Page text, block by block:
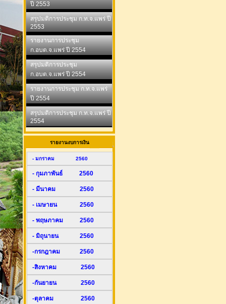
ปี 2553
สรุปมติการประชุม ก.ท.จ.แพร่ ปี
2553
รายงานการประชุม
ก.อบต.จ.แพร่ ปี 2554
สรุปมติการประชุม
ก.อบต.จ.แพร่ ปี 2554
รายงานการประชุม ก.ท.จ.แพร่
ปี 2554
สรุปมติการประชุม ก.ท.จ.แพร่ ปี
2554
รายงานงบการเงิน
- มกราคม 2560
- กุมภาพันธ์ 2560
- มีนาคม 2560
- เมษายน 2560
- พฤษภาคม 2560
- มิถุนายน 2560
-กรกฎาคม 2560
-สิงหาคม 2560
-กันยายน 2560
-ตุลาคม 2560